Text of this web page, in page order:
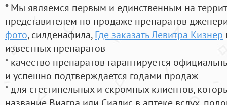
* Мы являемся первым и единственным на
представителем по продаже препаратов
фото, силденафила, Где заказать Левитра Кизнер
известных препаратов
* качество препаратов гарантируется
и успешно подтверждается годами продаж
* для стестинельных и скромных клиентов,